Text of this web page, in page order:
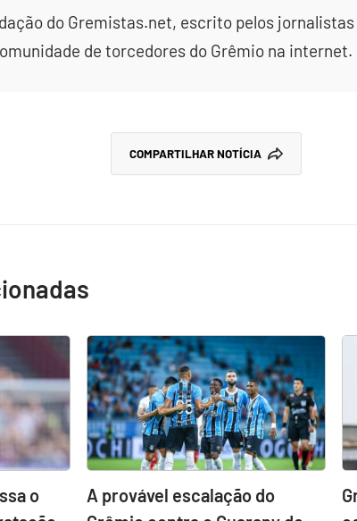
do Gremistas.net, escrito pelos
de torcedores do Grêmio na internet.
COMPARTILHAR NOTÍCIA
o
A provável escalação do